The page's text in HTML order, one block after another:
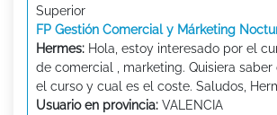
Superior
FP Gestión Comercial y Márketing
Hermes: Hola, estoy interesado por el
de comercial , marketing. Quisiera
el curso y cual es el coste. Saludos,
Usuario en provincia: VALENCIA